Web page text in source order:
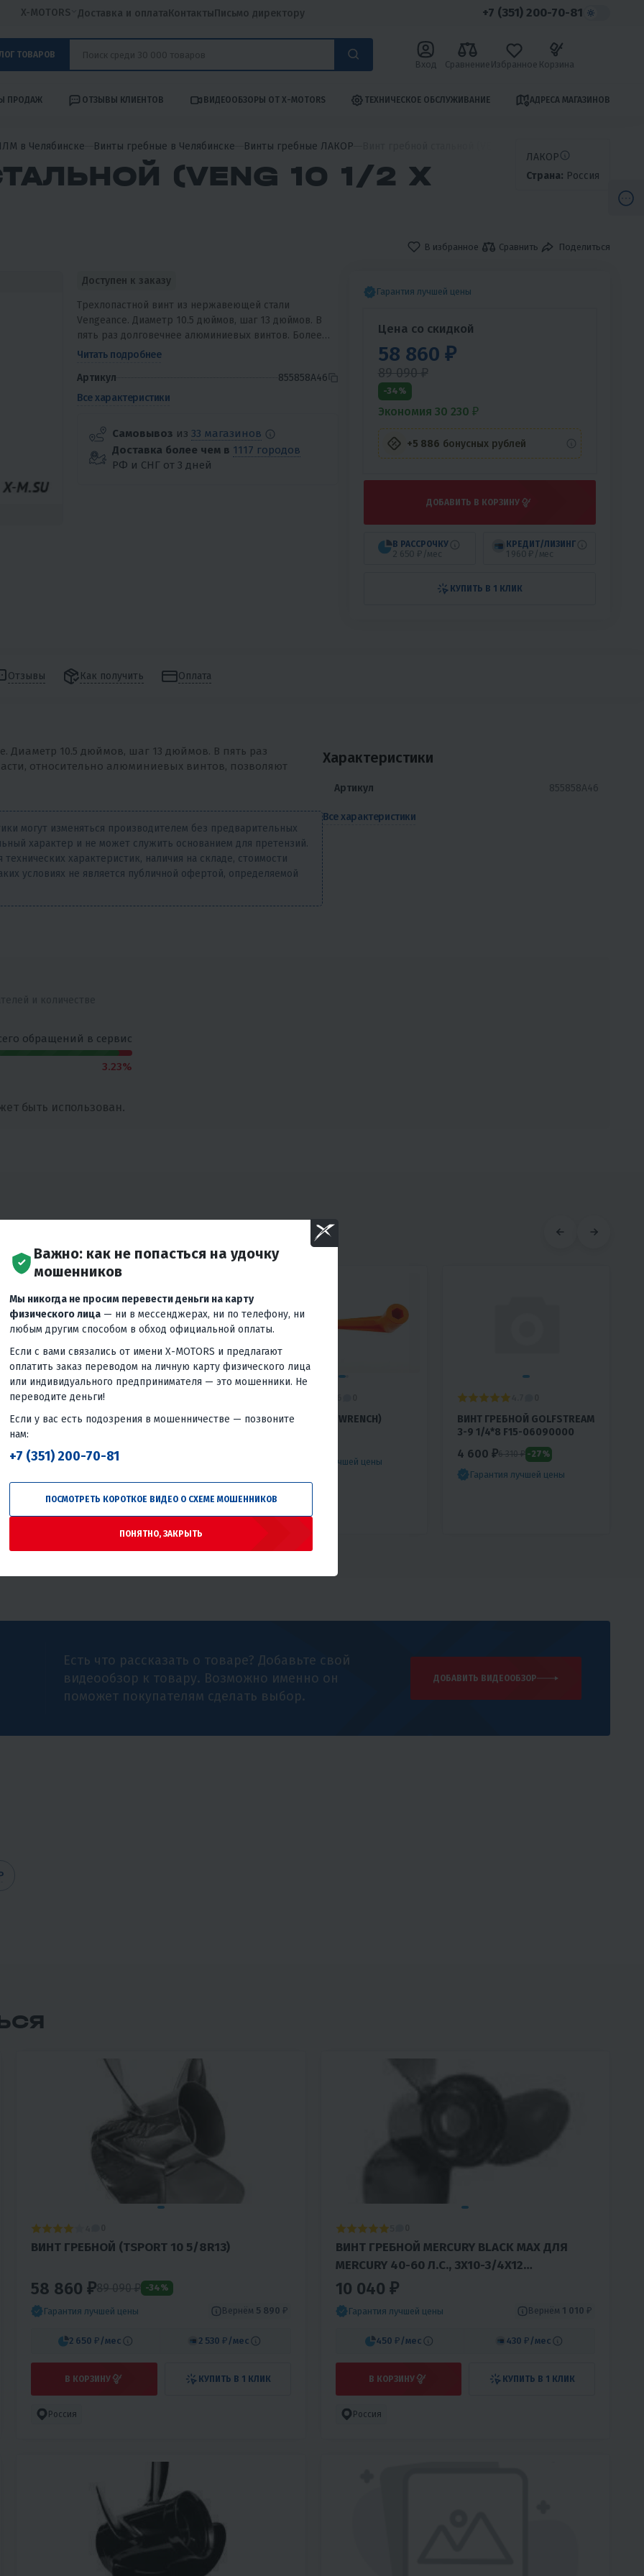
X-MOTORS Доставка и оплатаКонтактыПисьмо директору +7 (351) 200-70-81
ТОВАРОВ
Вход Сравнение Избранное Корзина
ПРОДАЖ ОТЗЫВЫ КЛИЕНТОВ ВИДЕООБЗОРЫ ОТ X-MOTORS ТЕХНИЧЕСКОЕ ОБСЛУЖИВАНИЕ АДРЕСА МАГАЗИНОВ
в Челябинске Винты гребные в Челябинске Винты гребные ЛАКОР
(VENG 10 1/2 X
ЛАКОР
Страна: Россия
В избранное Сравнить Поделиться
Доступен к заказу
Трехлопастной винт из нержавеющей стали
Vengeance. Диаметр 10.5 дюймов, шаг 13 дюймов. В
пять раз долговечнее алюминиевых винтов. Более
тонкие лопасти, относительно алюминиевых винтов,
Читать подробнее
Артикул
855858A46
Все характеристики
Самовывоз из 33 магазинов
Доставка более чем в 1117 городов
РФ и СНГ от 3 дней
Гарантия лучшей цены
Цена со скидкой
58 860 ₽
89 090 ₽
-34%
Экономия 30 230 ₽
+5 886 бонусных рублей
ДОБАВИТЬ В КОРЗИНУ
В РАССРОЧКУ
2 650 ₽/мес
КРЕДИТ/ЛИЗИНГ
1 960 ₽/мес
КУПИТЬ В 1 КЛИК
Отзывы Как получить Оплата
Диаметр 10.5 дюймов, шаг 13 дюймов. В пять раз
относительно алюминиевых винтов, позволяют
могут изменяться производителем без предварительных
характер и не может служить основанием для претензий.
характеристик, наличия на складе, стоимости
условиях не является публичной офертой, определяемой
Характеристики
Артикул 855858A46
Все характеристики
обращений в сервис
3.23%
быть использован.
10,5
3X10-
ВИНТЫ YAMAHA, HIDEA,
КЛЮЧ (PROP WRENCH)
Гарантия лучшей цены
ВИНТ ГРЕБНОЙ GOLFSTREAM
3-9 1/4*8 F15-06090000
4 600 ₽6 310 ₽ -27%
Гарантия лучшей цены
Есть что рассказать о товаре? Добавьте свой
видеообзор к товару. Возможно именно он
поможет покупателям сделать выбор.
ДОБАВИТЬ ВИДЕООБЗОР
ВИНТ ГРЕБНОЙ (TSPORT 10 5/8R13)
58 860 ₽89 090 ₽ -34%
Гарантия лучшей цены Вернём 5 890 ₽
2 650 ₽ /мес 2 530 ₽ /мес
В КОРЗИНУ КУПИТЬ В 1 КЛИК
Россия
ВИНТ ГРЕБНОЙ MERCURY BLACK MAX ДЛЯ
MERCURY 40-60 Л.С., 3X10-3/4X12
(ОРИГИНАЛ)
10 040 ₽
Гарантия лучшей цены Вернём 1 010 ₽
450 ₽ /мес 430 ₽ /мес
В КОРЗИНУ КУПИТЬ В 1 КЛИК
Россия
Важно: как не попасться на удочку
мошенников
Мы никогда не просим перевести деньги на карту
физического лица — ни в мессенджерах, ни по телефону, ни
любым другим способом в обход официальной оплаты.
Если с вами связались от имени X-MOTORS и предлагают
оплатить заказ переводом на личную карту физического лица
или индивидуального предпринимателя — это мошенники. Не
переводите деньги!
Если у вас есть подозрения в мошенничестве — позвоните
нам:
+7 (351) 200-70-81
ПОСМОТРЕТЬ КОРОТКОЕ ВИДЕО О СХЕМЕ МОШЕННИКОВ
ПОНЯТНО, ЗАКРЫТЬ